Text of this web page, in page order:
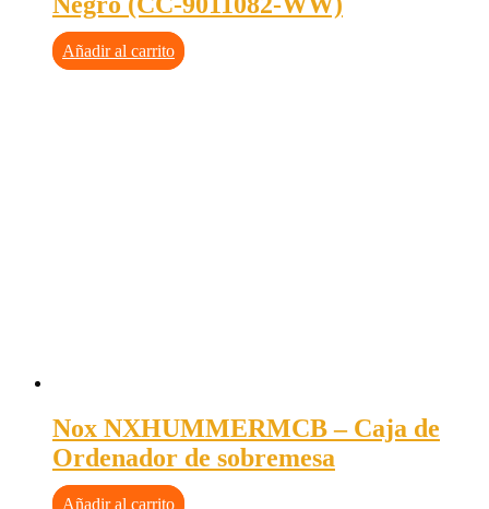
Añadir al carrito
Nox NXHUMMERMCB – Caja de
Ordenador de sobremesa
Añadir al carrito